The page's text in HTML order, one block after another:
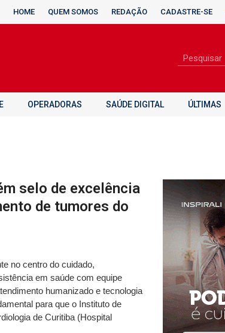
HOME QUEM SOMOS REDAÇÃO CADASTRE-SE
OPERADORAS SAÚDE DIGITAL ÚLTIMAS
selo de excelência
de tumores do
no centro do cuidado,
em saúde com equipe
humanizado e tecnologia
para que o Instituto de
de Curitiba (Hospital